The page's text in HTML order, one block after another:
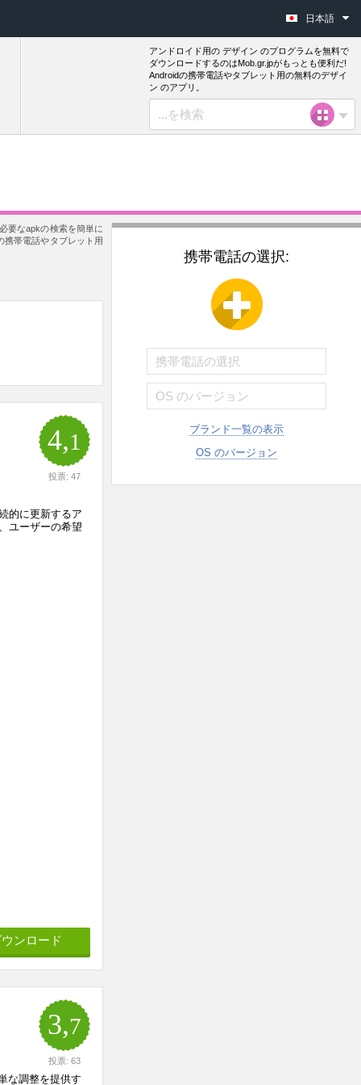
日本語
アンドロイド用の デザイン のプログラムを無料で
ダウンロードするのはMob.gr.jpがもっとも便利だ!
Androidの携帯電話やタブレット用の無料のデザイ
ン のアプリ。
要なapkの検索を簡単に
携帯電話やタブレット用
4,1
投票: 47
的に更新するア
ユーザーの希望
ウンロード
3,7
投票: 63
な調整を提供す
携帯電話の選択:
ブランド一覧の表示
OS のバージョン